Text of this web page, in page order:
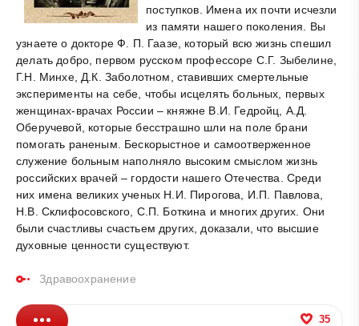
поступков. Имена их почти исчезли
из памяти нашего поколения. Вы
узнаете о докторе Ф. П. Гаазе, который всю жизнь спешил
делать добро, первом русском профессоре С.Г. Зыбелине,
Г.Н. Минхе, Д.К. Заболотном, ставивших смертельные
эксперименты на себе, чтобы исцелять больных, первых
женщинах-врачах России – княжне В.И. Гедройц, А.Д.
Оберучевой, которые бесстрашно шли на поле брани
помогать раненым. Бескорыстное и самоотверженное
служение больным наполняло высоким смыслом жизнь
российских врачей – гордости нашего Отечества. Среди
них имена великих ученых Н.И. Пирогова, И.П. Павлова,
Н.В. Склифосовского, С.П. Боткина и многих других. Они
были счастливы счастьем других, доказали, что высшие
духовные ценности существуют.
Здравоохранение
35